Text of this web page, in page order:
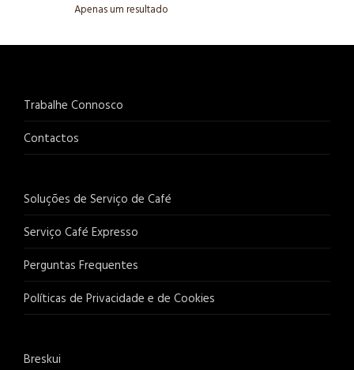
Apenas um resultado
Trabalhe Connosco
Contactos
Soluções de Serviço de Café
Serviço Café Expresso
Perguntas Frequentes
Políticas de Privacidade e de Cookies
Breskui